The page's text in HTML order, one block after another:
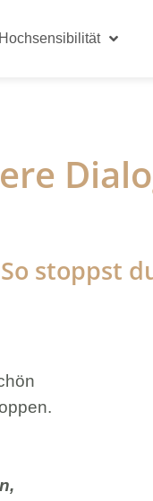
Hochsensibilität
stoppst